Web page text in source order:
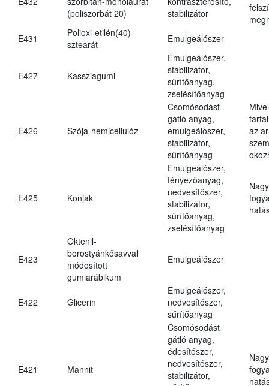
(poliszorbát 20)
stabilizátor
E431
Polioxi-etilén(40)-
sztearát
Emulgeálószer
E427 Kassziagumi
Emulgeálószer,
stabilizátor,
sűrítőanyag,
zselésítőanyag
E426 Szója-hemicellulóz
Csomósodást
gátló anyag,
emulgeálószer,
stabilizátor,
sűrítőanyag
az
E425 Konjak
Emulgeálószer,
fényezőanyag,
nedvesítőszer,
stabilizátor,
sűrítőanyag,
zselésítőanyag
E423
Oktenil-
borostyánkősavval
módosított
gumiarábikum
Emulgeálószer
E422 Glicerin
Emulgeálószer,
nedvesítőszer,
sűrítőanyag
E421 Mannit
Csomósodást
gátló anyag,
édesítőszer,
nedvesítőszer,
stabilizátor,